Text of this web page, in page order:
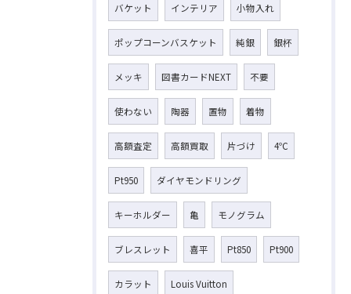
バケット インテリア 小物入れ
ポップコーンバスケット 純銀 銀杯
メッキ 図書カードNEXT 不要
使わない 陶器 置物 着物
高額査定 高額買取 片づけ 4℃
Pt950 ダイヤモンドリング
キーホルダー 亀 モノグラム
ブレスレット 喜平 Pt850 Pt900
カラット Louis Vuitton